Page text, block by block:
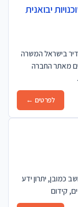
יבואנית
דיר בישראל המשרה
מאתר החברה
לפרטים ←
יתרון ידע
קידום